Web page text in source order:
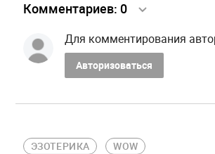
Комментариев: 0
Для комментирования
Авторизоваться
ЭЗОТЕРИКА WOW